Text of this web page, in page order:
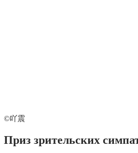
©吖震
Приз зрительских